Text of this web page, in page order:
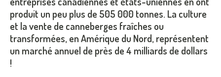
produit un peu plus de 505 000 tonnes. La culture
et la vente de canneberges fraîches ou
transformées, en Amérique du Nord, représentent
un marché annuel de près de 4 milliards de dollars
!